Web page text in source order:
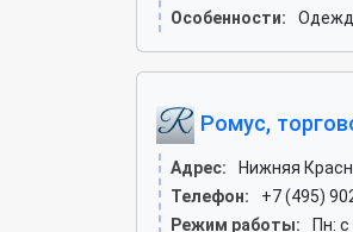
Особенности:
Ромус,
Адрес:
Нижняя
Телефон:
+7 (495)
Режим работы:
Пн: